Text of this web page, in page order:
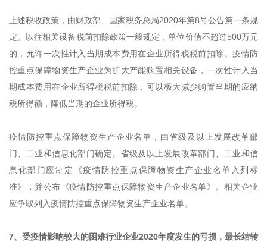
上述税收政策，由财政部、国家税务总局2020年第8号公告第一条规
定。以往相关设备税前扣除政策一般规定，单位价值不超过500万元
的，允许一次性计入当期成本费用在企业所得税税前扣除。疫情防
控重点保障物资生产企业为扩大产能购置相关设备，一次性计入当
期成本费用在企业所得税税前扣除，可以极大减少购置当期的应纳
税所得额，降低当期的企业所得税。
疫情防控重点保障物资生产企业名单，由省级及以上发展改革部
门、工业和信息化部门确定。省级及以上发展改革部门、工业和信
息化部门应制定《疫情防控重点保障物资生产企业名单入列标
准》，并公布《疫情防控重点保障物资生产企业名单》。相关企业
应争取列入疫情防控重点保障物资生产企业名单。
7、受疫情影响较大的困难行业企业2020年度发生的亏损，最长结转